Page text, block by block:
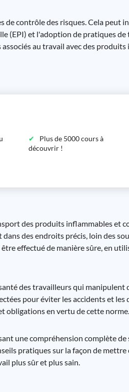
contrôle des risques. Cela peut
et l'adoption de pratiques de
au travail avec des
Plus de 5000 cours à
découvrir !
des produits inflammables et
des endroits précis, loin des
effectué de manière sûre, en
des travailleurs qui
pour éviter les accidents et les
obligations en vertu de cette norme.
une compréhension complète
pratiques sur la façon de
plus sûr et plus sain.